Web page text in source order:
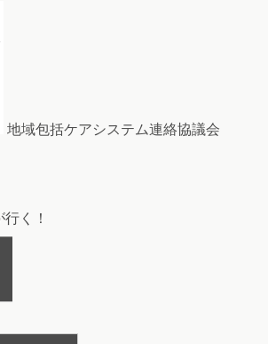
地域包括ケアシステム連絡協議会
く！